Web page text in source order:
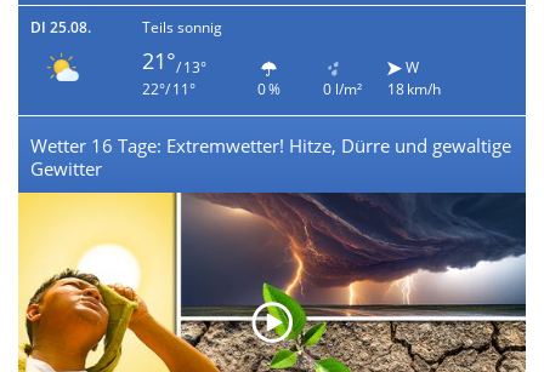
DI 25.08. Teils sonnig
21°/ 13°
22°/ 11°
0 % 0 l/m²
W
18 km/h
Wetter 16 Tage: Extremwetter! Hitze, Dürre und gewaltige
Gewitter